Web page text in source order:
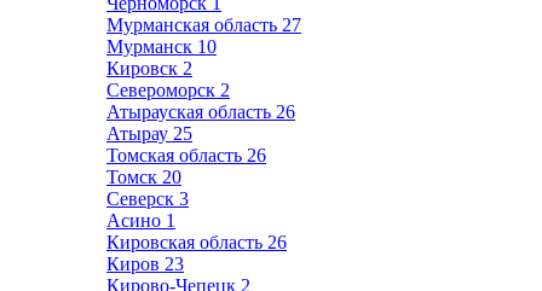
Мурманская область 27
Мурманск 10
Кировск 2
Североморск 2
Атырауская область 26
Атырау 25
Томская область 26
Томск 20
Северск 3
Асино 1
Кировская область 26
Киров 23
Кирово-Чепецк 2